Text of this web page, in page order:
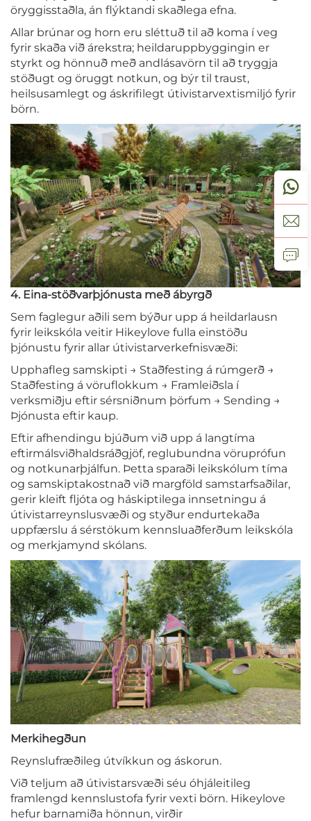
öryggisstaðla, án flýktandi skaðlega efna.
Allar brúnar og horn eru sléttuð til að koma í veg
fyrir skaða við árekstra; heildaruppbyggingin er
styrkt og hönnuð með andlásavörn til að tryggja
stöðugt og öruggt notkun, og býr til traust,
heilsusamlegt og áskrifilegt útivistarvextismiljó fyrir
börn.
4. Eina-stöðvarþjónusta með ábyrgð
Sem faglegur aðili sem býður upp á heildarlausn
fyrir leikskóla veitir Hikeylove fulla einstöðu
þjónustu fyrir allar útivistarverkefnisvæði:
Upphafleg samskipti → Staðfesting á rúmgerð →
Staðfesting á vöruflokkum → Framleiðsla í
verksmiðju eftir sérsniðnum þörfum → Sending →
Þjónusta eftir kaup.
Eftir afhendingu bjúðum við upp á langtíma
eftirmálsviðhaldsráðgjöf, reglubundna vöruprófun
og notkunarþjálfun. Þetta sparaði leikskólum tíma
og samskiptakostnað við margföld samstarfsaðilar,
gerir kleift fljóta og háskiptilega innsetningu á
útivistarreynslusvæði og styður endurtekaða
uppfærslu á sérstökum kennsluaðferðum leikskóla
og merkjamynd skólans.
Merkihegðun
Reynslufræðileg útvíkkun og áskorun.
Við teljum að útivistarsvæði séu óhjáleitileg
framlengd kennslustofa fyrir vexti börn. Hikeylove
hefur barnamiða hönnun, virðir